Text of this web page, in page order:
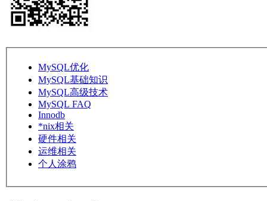
MySQL优化
MySQL基础知识
MySQL高级技术
MySQL FAQ
Innodb
*nix相关
硬件相关
运维相关
个人涂鸦